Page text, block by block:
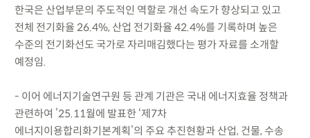
한국은 산업부문의 주도적인 역할로 개선 속도가 향상되고 있고
전체 전기화율 26.4%, 산업 전기화율 42.4%를 기록하며 높은
수준의 전기화선도 국가로 자리매김했다는 평가 자료를 소개할
예정임.
- 이어 에너지기술연구원 등 관계 기관은 국내 에너지효율 정책과
관련하여 ’25.11월에 발표한 ‘제7차
에너지이용합리화기본계획’의 주요 추진현황과 산업, 건물, 수송